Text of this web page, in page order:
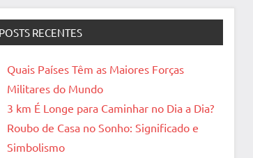
POSTS RECENTES
Quais Países Têm as Maiores Forças
Militares do Mundo
3 km É Longe para Caminhar no Dia a Dia?
Roubo de Casa no Sonho: Significado e
Simbolismo